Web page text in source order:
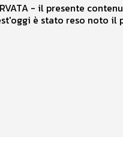
- il presente
è stato reso noto